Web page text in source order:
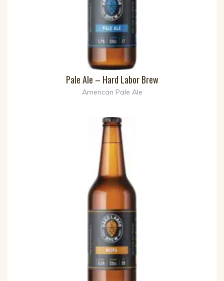
Pale Ale – Hard Labor Brew
American Pale Ale